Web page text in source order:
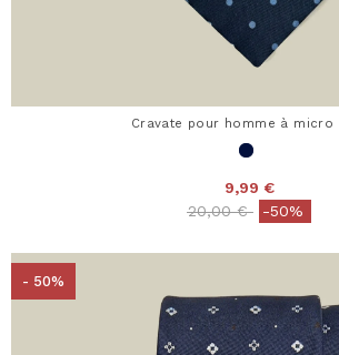
Cravate pour homme à micro
9,99 €
Price reduced from
20,00 €to-50%
- 50%